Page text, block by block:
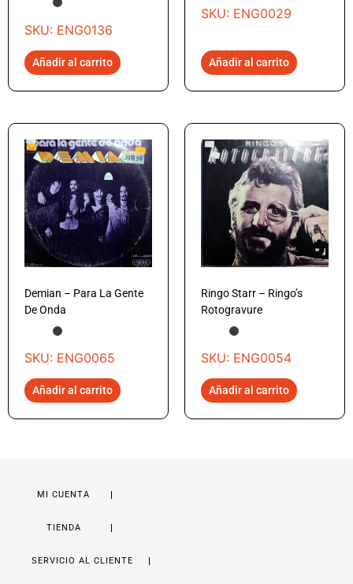
SKU: ENG0136
Añadir al carrito
SKU: ENG0029
Añadir al carrito
Demian – Para La Gente
De Onda
SKU: ENG0065
Añadir al carrito
Ringo Starr – Ringo’s
Rotogravure
SKU: ENG0054
Añadir al carrito
MI CUENTA
TIENDA
SERVICIO AL CLIENTE